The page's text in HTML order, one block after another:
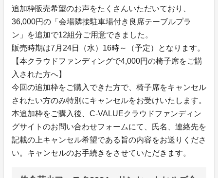
追加枠販売希望のお声をたくさんいただいており、
36,000円の「会場隣接駐車場付き良席テーブルプラ
ン」を追加で12組分ご用意できました。
販売時期は7月24日（水）16時～（予定）となります。
【本クラウドファンディングで4,000円の椅子席をご購
入された方へ】
今回の追加枠をご購入できた方で、椅子席をキャンセル
されたい方のみ特別にキャンセルをお受けいたします。
本追加枠をご購入後、C-VALUEクラウドファンディン
グサイトのお問い合わせフォームにて、氏名、連絡先を
記載の上キャンセル希望である旨の内容をお送りくださ
い。キャンセルのお手続きをさせていただきます。